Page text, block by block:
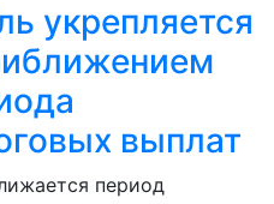
укрепляется
выплат
период